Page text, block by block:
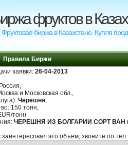
фруктов в
Фруктовая биржа в Казахстане. Купля
Правила Биржи
заявки: 26-04-2013
и Московская обл.,
Черешня,
150 тонн,
тонн
ЧЕРЕШНЯ ИЗ БОЛГАРИИ СОРТ ВАН
заинтересовал это объем, звоните по тел